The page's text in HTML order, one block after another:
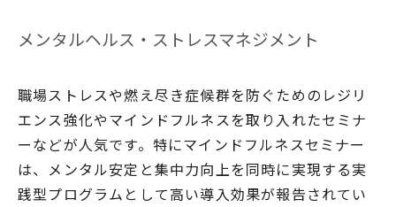
メンタルヘルス・ストレスマネジメント
職場ストレスや燃え尽き症候群を防ぐためのレジリ
エンス強化やマインドフルネスを取り入れたセミナ
ーなどが人気です。特にマインドフルネスセミナー
は、メンタル安定と集中力向上を同時に実現する実
践型プログラムとして高い導入効果が報告されてい